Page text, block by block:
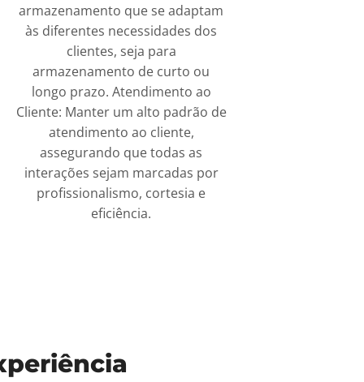
armazenamento que se adaptam
às diferentes necessidades dos
clientes, seja para
armazenamento de curto ou
longo prazo. Atendimento ao
Cliente: Manter um alto padrão de
atendimento ao cliente,
assegurando que todas as
interações sejam marcadas por
profissionalismo, cortesia e
eficiência.